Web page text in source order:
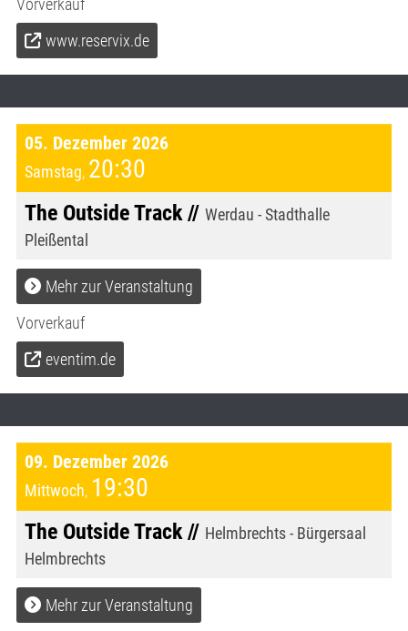
Vorverkauf
www.reservix.de
05. Dezember 2026
Samstag, 20:30
The Outside Track // Werdau - Stadthalle
Pleißental
Mehr zur Veranstaltung
Vorverkauf
eventim.de
09. Dezember 2026
Mittwoch, 19:30
The Outside Track // Helmbrechts - Bürgersaal
Helmbrechts
Mehr zur Veranstaltung